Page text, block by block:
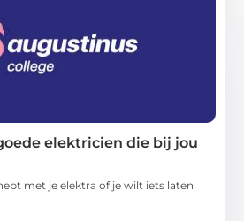
elektricien die bij jou
met je elektra of je wilt iets laten